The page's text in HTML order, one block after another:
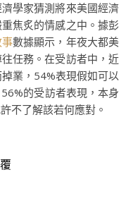
濟學家猜測將來美國經濟
焦炙的情感之中。據彭
數據顯示，年夜大都美
任務。在受訪者中，近
業，54%表現假如可以
的受訪者表現，本身
不了解該若何應對。